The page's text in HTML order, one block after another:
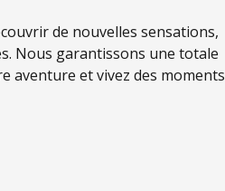
de nouvelles sensations,
Nous garantissons une totale
aventure et vivez des moments